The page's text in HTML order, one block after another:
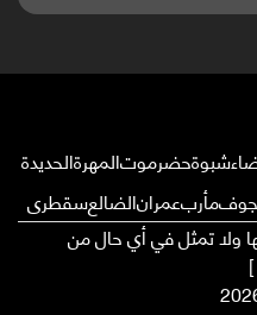
شبوةحضرموتالمهرةالحديدة
مأربعمرانالضالعسقطرى
ولا تمثل في أي حال من